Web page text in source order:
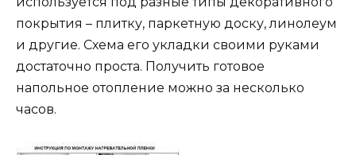
покрытия – плитку, паркетную доску, линолеум
и другие. Схема его укладки своими руками
достаточно проста. Получить готовое
напольное отопление можно за несколько
часов.